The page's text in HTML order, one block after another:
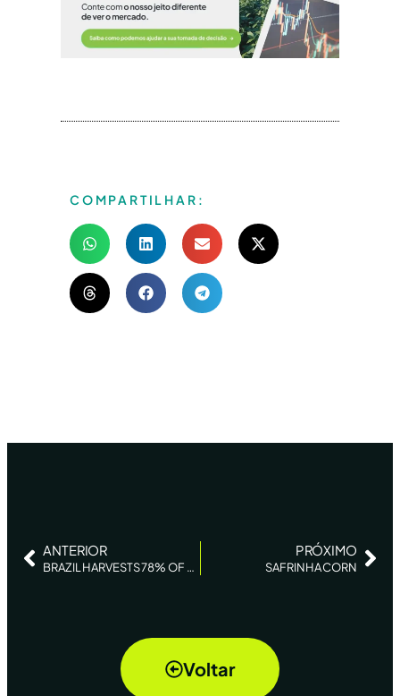
COMPARTILHAR:
ANTERIOR
BRAZIL HARVESTS 78% OF SOYBEAN CROP, SECOND CORN PLANTINGS FINISHED, CONSULTANCY SAYS – REUTERS NEWS
PRÓXIMO
SAFRINHA CORN
Voltar